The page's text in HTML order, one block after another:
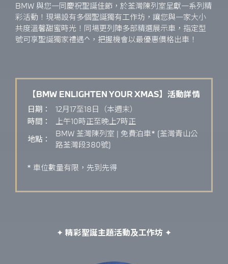
BMW 與您一同慶祝聖誕佳節，於荃灣陳列室呈獻一系列精
彩活動！現場設有多個聖誕獨有工作坊，讓您與一家大小
共度溫馨甜蜜時光！同場更列陣多部精選展示車，指定型
號可享聖誕獨家禮遇^，把握機會以最優惠價格出車！
【BMW ENLIGHTEN YOUR XMAS】活動詳情
日期：
12月17至18日（本週末）
時間：
上午10時正至晚上7時正
地點：
BMW 荃灣陳列室 | 免費泊車* (荃灣青山公
路荃灣段380號)
* 車位數量有限，先到先得
✦ 精彩聖誕主題活動及工作坊 ✦